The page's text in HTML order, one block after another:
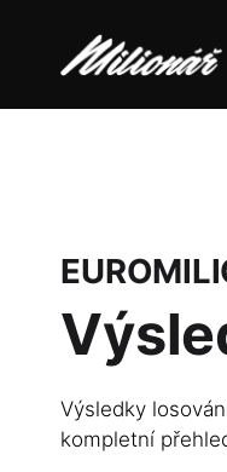
Výsledky
kompletní